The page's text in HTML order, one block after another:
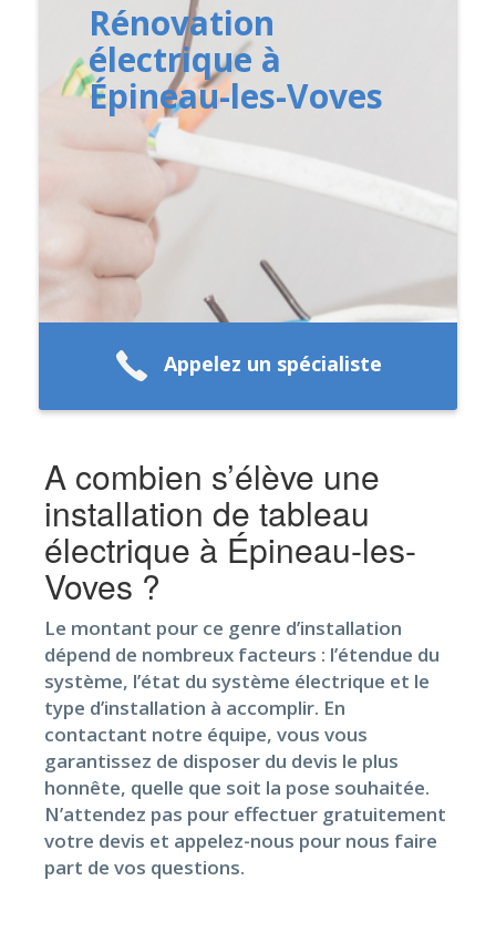
Rénovation
électrique à
Épineau-les-Voves
Appelez un spécialiste
A combien s’élève une
installation de tableau
électrique à Épineau-les-
Voves ?
Le montant pour ce genre d’installation
dépend de nombreux facteurs : l’étendue du
système, l’état du système électrique et le
type d’installation à accomplir. En
contactant notre équipe, vous vous
garantissez de disposer du devis le plus
honnête, quelle que soit la pose souhaitée.
N’attendez pas pour effectuer gratuitement
votre devis et appelez-nous pour nous faire
part de vos questions.